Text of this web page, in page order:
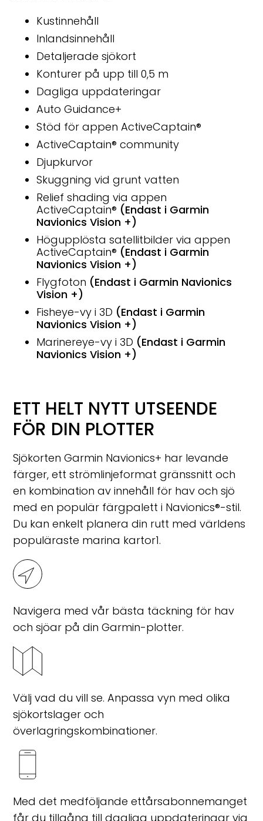
Kustinnehåll
Inlandsinnehåll
Detaljerade sjökort
Konturer på upp till 0,5 m
Dagliga uppdateringar
Auto Guidance+
Stöd för appen ActiveCaptain®
ActiveCaptain® community
Djupkurvor
Skuggning vid grunt vatten
Relief shading via appen
ActiveCaptain® (Endast i Garmin
Navionics Vision +)
Högupplösta satellitbilder via appen
ActiveCaptain® (Endast i Garmin
Navionics Vision +)
Flygfoton (Endast i Garmin Navionics
Vision +)
Fisheye-vy i 3D (Endast i Garmin
Navionics Vision +)
Marinereye-vy i 3D (Endast i Garmin
Navionics Vision +)
ETT HELT NYTT UTSEENDE
FÖR DIN PLOTTER
Sjökorten Garmin Navionics+ har levande
färger, ett strömlinjeformat gränssnitt och
en kombination av innehåll för hav och sjö
med en populär färgpalett i Navionics®-stil.
Du kan enkelt planera din rutt med världens
populäraste marina kartor1.
Navigera med vår bästa täckning för hav
och sjöar på din Garmin-plotter.
Välj vad du vill se. Anpassa vyn med olika
sjökortslager och
överlagringskombinationer.
Med det medföljande ettårsabonnemanget
får du tillgång till dagliga uppdateringar via